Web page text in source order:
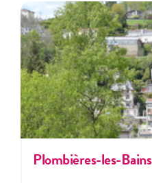
Plombières-les-Bains